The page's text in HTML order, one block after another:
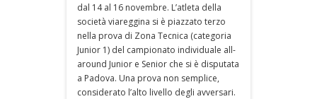
dal 14 al 16 novembre. L’atleta della
società viareggina si è piazzato terzo
nella prova di Zona Tecnica (categoria
Junior 1) del campionato individuale all-
around Junior e Senior che si è disputata
a Padova. Una prova non semplice,
considerato l’alto livello degli avversari.